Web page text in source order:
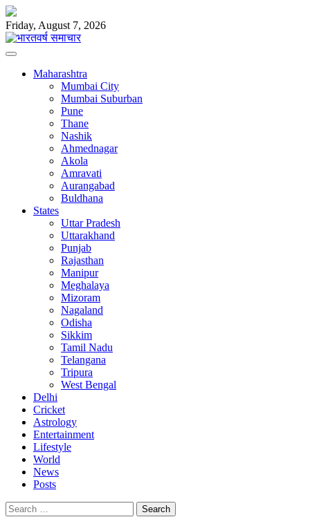
Skip
to
content
Friday, August 7, 2026
Maharashtra
Mumbai City
Mumbai Suburban
Pune
Thane
Nashik
Ahmednagar
Akola
Amravati
Aurangabad
Buldhana
States
Uttar Pradesh
Uttarakhand
Punjab
Rajasthan
Manipur
Meghalaya
Mizoram
Nagaland
Odisha
Sikkim
Tamil Nadu
Telangana
Tripura
West Bengal
Delhi
Cricket
Astrology
Entertainment
Lifestyle
World
News
Posts
Search
for: